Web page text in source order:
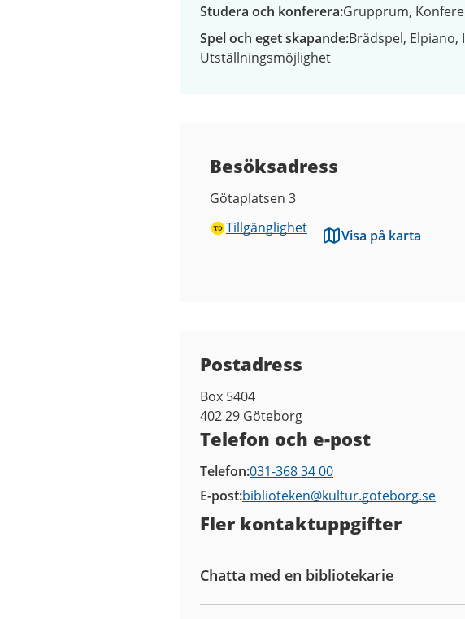
Studera och konferera Grupprum
Spel och eget skapande Brädspel Elpiano
Utställningsmöjlighet
Besöksadress
Götaplatsen 3
Tillgänglighet
Visa på karta
Postadress
Box 5404
402 29 Göteborg
Telefon och e-post
Telefon 031-368 34 00
E-post biblioteken@kultur.goteborg.se
Fler kontaktuppgifter
Chatta med en bibliotekarie